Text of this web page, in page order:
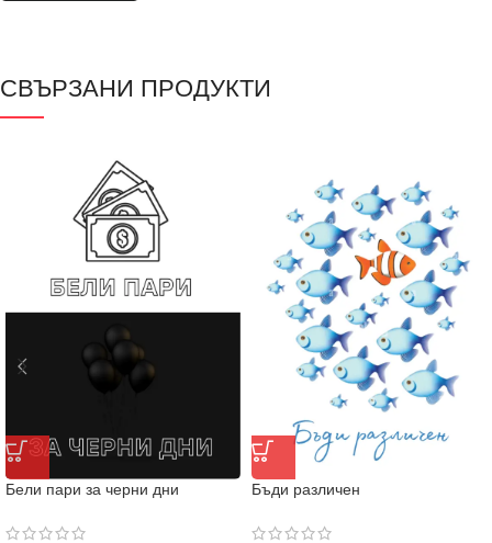
СВЪРЗАНИ ПРОДУКТИ
Бели пари за черни дни Бъди различен